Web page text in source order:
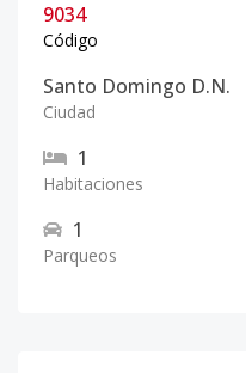
9034
Código
Santo Domingo D.N.
Ciudad
1
Habitaciones
1
Parqueos